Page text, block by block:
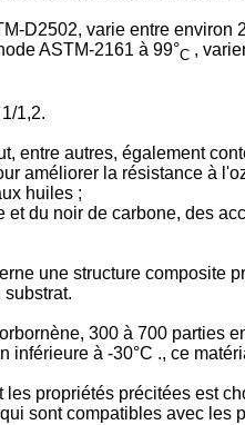
D2502, varie entre
ASTM-2161 à 99°C ,
1,2.
entre autres, également
améliorer la résistance à
huiles ;
du noir de carbone, des
une structure composite
300 à 700 parties
à -30°C ., ce
propriétés précitées est
sont compatibles avec les